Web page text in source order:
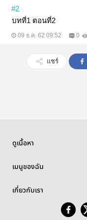
#2
บทที่1 ตอนที่2
09 ธ.ค. 62 09:52 0
แชร์
ดูเนื้อหา
เมนูของฉัน
เกี่ยวกับเรา